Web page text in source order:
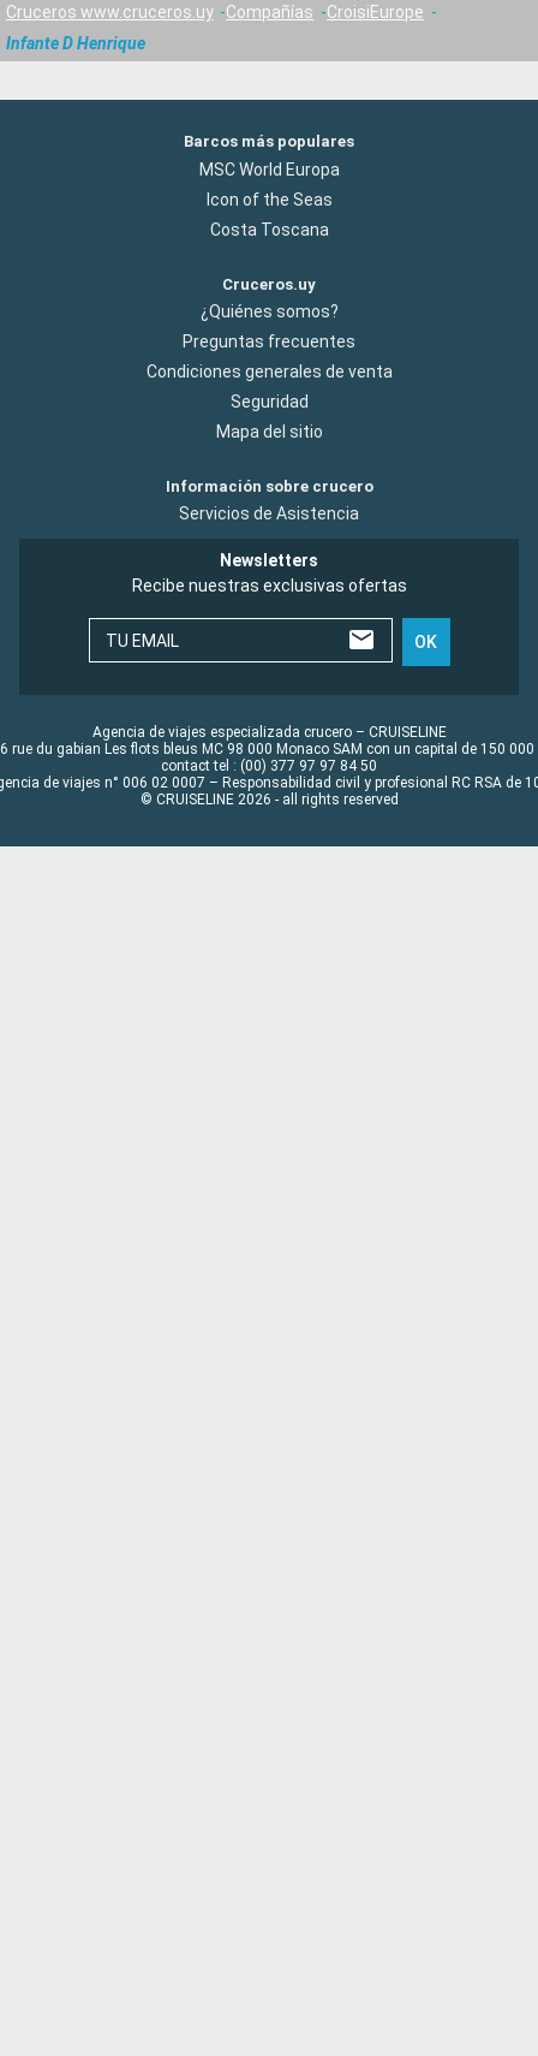
Cruceros www.cruceros.uy Compañías
CroisiEurope
Infante D Henrique
Barcos más populares
MSC World Europa
Icon of the Seas
Costa Toscana
Cruceros.uy
¿Quiénes somos?
Preguntas frecuentes
Condiciones generales de venta
Seguridad
Mapa del sitio
Información sobre crucero
Servicios de Asistencia
Newsletters
Recibe nuestras exclusivas ofertas
TU EMAIL OK
Agencia de viajes especializada crucero – CRUISELINE
rue du gabian Les flots bleus MC 98 000 Monaco SAM con un capital de 150 000
contact tel : (00) 377 97 97 84 50
de viajes n° 006 02 0007 – Responsabilidad civil y profesional RC RSA de
© CRUISELINE 2026 - all rights reserved